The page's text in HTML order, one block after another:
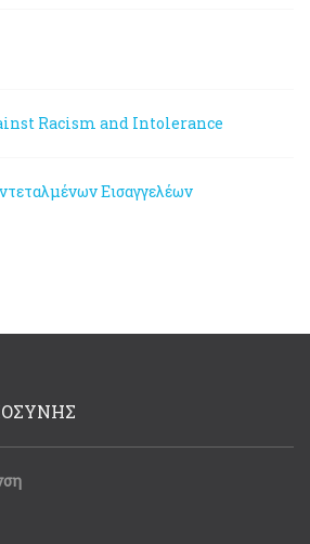
Racism and Intolerance
Εισαγγελέων